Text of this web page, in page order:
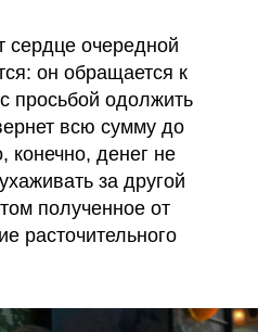
сердце очередной
он обращается к
просьбой одолжить
всю сумму до
конечно, денег не
за другой
полученное от
расточительного